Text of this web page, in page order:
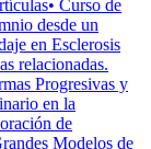
• Curso de
desde un
en Esclerosis
relacionadas.
Progresivas y
en la
de
Modelos de